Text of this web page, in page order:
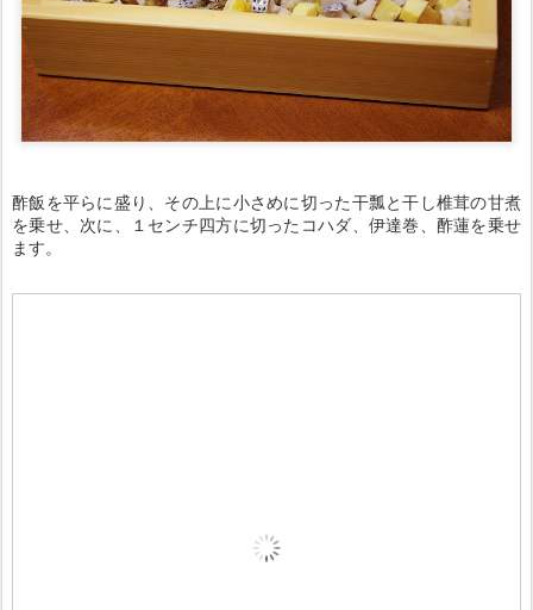
酢飯を平らに盛り、その上に小さめに切った干瓢と干し椎茸の甘煮
を乗せ、次に、１センチ四方に切ったコハダ、伊達巻、酢蓮を乗せ
ます。